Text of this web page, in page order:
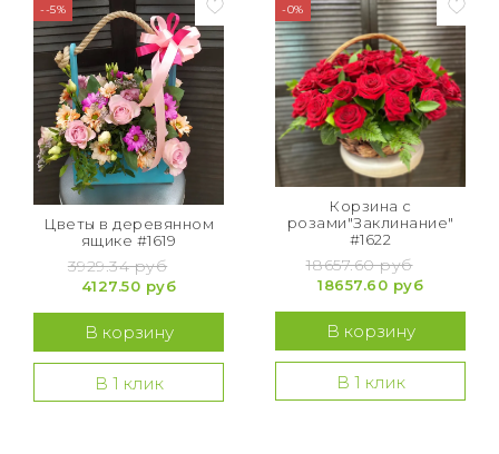
--5%
Цветы в деревянном
ящике #1619
3929.34 руб
4127.50 руб
В корзину
В 1 клик
-0%
Корзина с
розами"Заклинание"
#1622
18657.60 руб
18657.60 руб
В корзину
В 1 клик